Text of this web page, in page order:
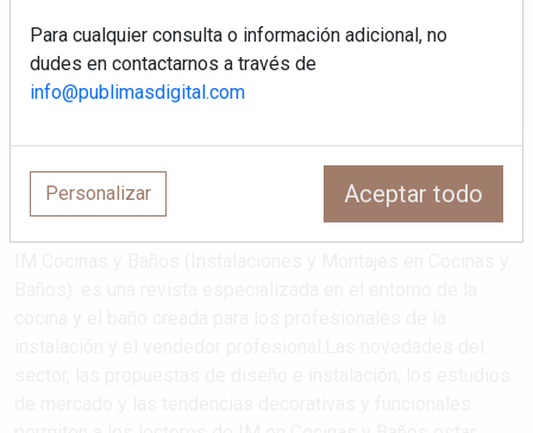
Correo electrónico
Para cualquier consulta o información adicional, no
dudes en contactarnos a través de
info@publimasdigital.com
Personalizar Aceptar todo